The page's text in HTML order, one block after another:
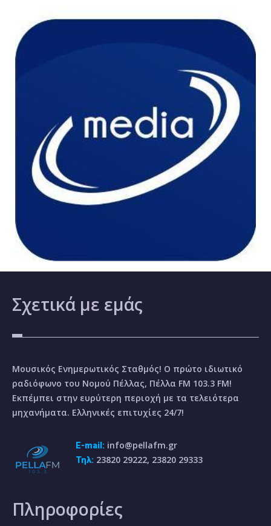
Σχετικά με εμάς
Μουσικός Ενημερωτικός Σταθμός! Ο πρώτο ιδιωτικό
ραδιόφωνο του Νομού Πέλλας, Πέλλα FM 103.3 FM!
Εκπέμπει στην ευρύτερη περιοχή με τα τελειότερα
μηχανήματα. Ελληνικές επιτυχίες 24/7!
E-mail: info@pellafm.gr
Τηλ: 23820 29222, 23820 29333
Πληροφορίες